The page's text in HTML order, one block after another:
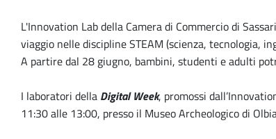
L'Innovation Lab della Camera di Commercio di
viaggio nelle discipline STEAM (scienza, tecnologia,
A partire dal 28 giugno, bambini, studenti e adulti
I laboratori della Digital Week, promossi
11:30 alle 13:00, presso il Museo Archeologico di